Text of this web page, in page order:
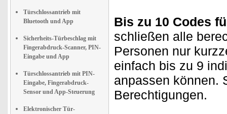
Türschlossantrieb mit
Bluetooth und App
Sicherheits-Türbeschlag mit
Fingerabdruck-Scanner, PIN-
Eingabe und App
Türschlossantrieb mit PIN-
Eingabe, Fingerabdruck-
Sensor und App-Steuerung
Elektronischer Tür-
Bis zu 10 Codes
schließen alle
Personen nur
einfach bis zu 9
anpassen können.
Berechtigungen.